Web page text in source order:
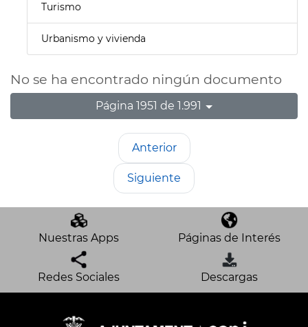
Turismo
Urbanismo y vivienda
No se ha encontrado ningún documento
Página 1951 de 1.991
Anterior
Siguiente
Nuestras Apps Páginas de Interés
Redes Sociales Descargas